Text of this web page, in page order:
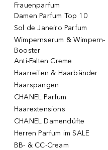
Frauenparfum
Damen Parfum Top 10
Sol de Janeiro Parfum
Wimpernserum & Wimpern-
Booster
Anti-Falten Creme
Haarreifen & Haarbänder
Haarspangen
CHANEL Parfum
Haarextensions
CHANEL Damendüfte
Herren Parfum im SALE
BB- & CC-Cream